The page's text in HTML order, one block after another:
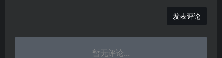
发表评论
暂无评论...